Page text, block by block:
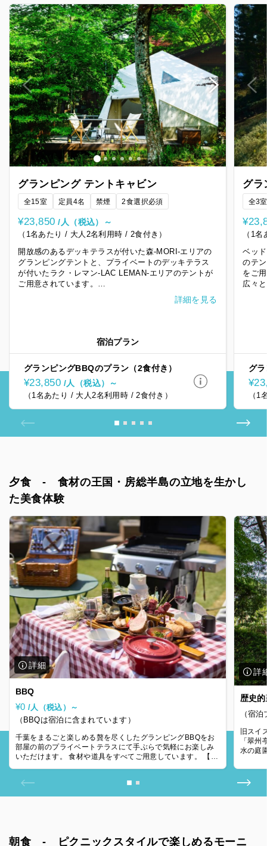
グランピング テントキャビン
全15室 定員4名 禁煙 2食選択必須
¥23,850 /人（税込）～
（1名あたり / 大人2名利用時 / 2食付き）
開放感のあるデッキテラスが付いた森-MORI-エリアの
グランピングテントと、プライベートのデッキテラス
が付いたラク・レマン-LAC LEMAN-エリアのテントが
ご用意されています。
夕食は大人気のアップグレードBBQのご用意となりま
詳細を見る
宿泊プラン
グランピングBBQのプラン（2食付き）
¥23,850 /人（税込）～
（1名あたり / 大人2名利用時 / 2食付き）
グラ
全3室
（1
ベッ
のテ
をご
広々
グ
（1
夕食 - 食材の王国・房総半島の立地を生かし
た美食体験
BBQ
¥0 /人（税込）～
（BBQは宿泊に含まれています）
千葉をまるごと楽しめる贅を尽くしたグランピングBBQをお
部屋の前のプライベートテラスにて手ぶらで気軽にお楽しみ
いただけます。 食材や道具をすべてご用意しています。 【時
歴史
（宿
旧スイ
「翠
水の庭
朝食 - ピクニックスタイルで楽しめるモーニ